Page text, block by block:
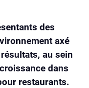
des
axé
au sein
dans
restaurants.